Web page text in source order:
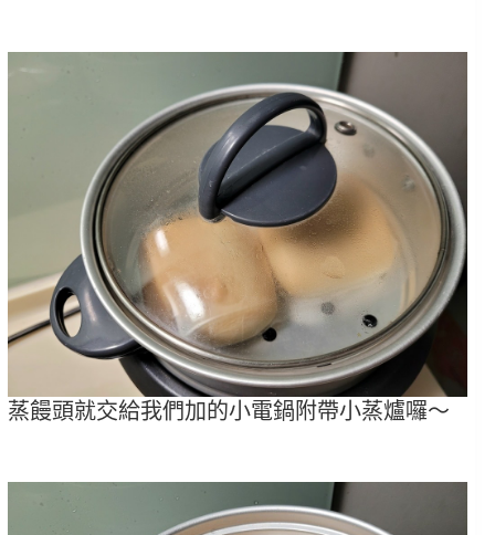
蒸饅頭就交給我們加的小電鍋附帶小蒸爐囉～